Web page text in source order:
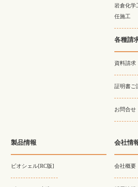
岩倉化学
任施工
各種請
資料請求
証明書ご
お問合せ
製品情報
ビオシェル[RC版]
会社情
会社概要